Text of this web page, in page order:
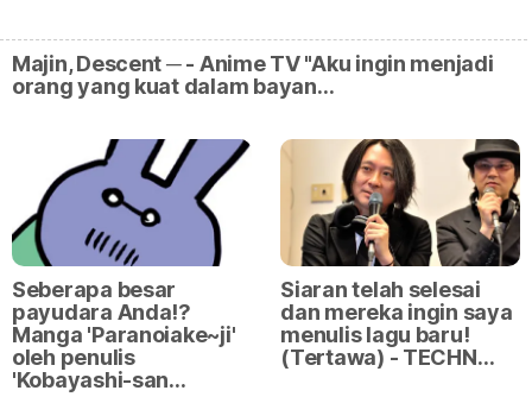
Majin, Descent ─ - Anime TV "Aku ingin menjadi
orang yang kuat dalam bayan…
Seberapa besar
payudara Anda⁉
Manga 'Paranoiake~ji'
oleh penulis
'Kobayashi-san…
Siaran telah selesai
dan mereka ingin saya
menulis lagu baru!
(Tertawa) - TECHN…